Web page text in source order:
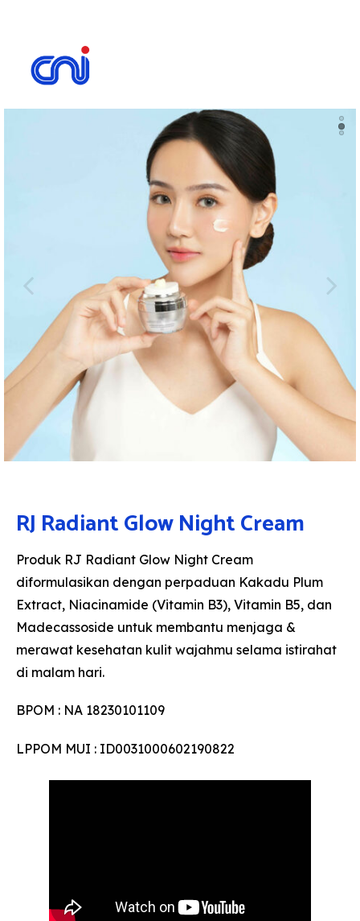
RJ Radiant Glow Night Cream
Produk RJ Radiant Glow Night Cream
diformulasikan dengan perpaduan Kakadu Plum
Extract, Niacinamide (Vitamin B3), Vitamin B5, dan
Madecassoside untuk membantu menjaga &
merawat kesehatan kulit wajahmu selama istirahat
di malam hari.​​
BPOM : NA 18230101109
LPPOM MUI : ID0031000602190822